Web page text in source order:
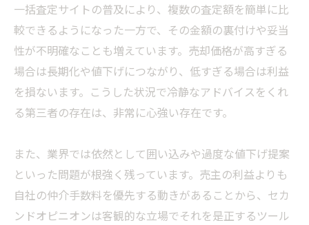
一括査定サイトの普及により、複数の査定額を簡単に比
較できるようになった一方で、その金額の裏付けや妥当
性が不明確なことも増えています。売却価格が高すぎる
場合は長期化や値下げにつながり、低すぎる場合は利益
を損ないます。こうした状況で冷静なアドバイスをくれ
る第三者の存在は、非常に心強い存在です。
また、業界では依然として囲い込みや過度な値下げ提案
といった問題が根強く残っています。売主の利益よりも
自社の仲介手数料を優先する動きがあることから、セカ
ンドオピニオンは客観的な立場でそれを是正するツール